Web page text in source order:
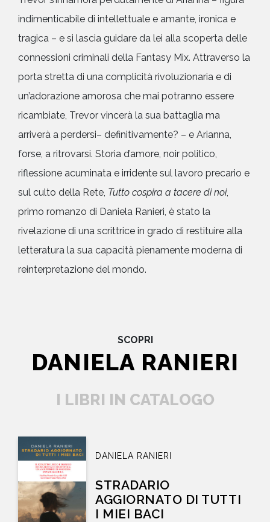
indimenticabile di intellettuale e amante, ironica e
tragica – e si lascia guidare da lei alla scoperta delle
connessioni criminali della Fantasy Mix. Attraverso la
porta stretta di una complicità rivoluzionaria e di
un’adorazione amorosa che mai potranno essere
ricambiate, Trevor vincerà la sua battaglia ma
arriverà a perdersi– definitivamente? – e Arianna,
forse, a ritrovarsi. Storia d’amore, noir politico,
riflessione acuminata e irridente sul lavoro precario e
sul culto della Rete, Tutto cospira a tacere di noi,
primo romanzo di Daniela Ranieri, è stato la
rivelazione di una scrittrice in grado di restituire alla
letteratura la sua capacità pienamente moderna di
reinterpretazione del mondo.
SCOPRI
DANIELA RANIERI
I LIBRI IN CATALOGO
DANIELA RANIERI
STRADARIO
AGGIORNATO DI TUTTI
I MIEI BACI